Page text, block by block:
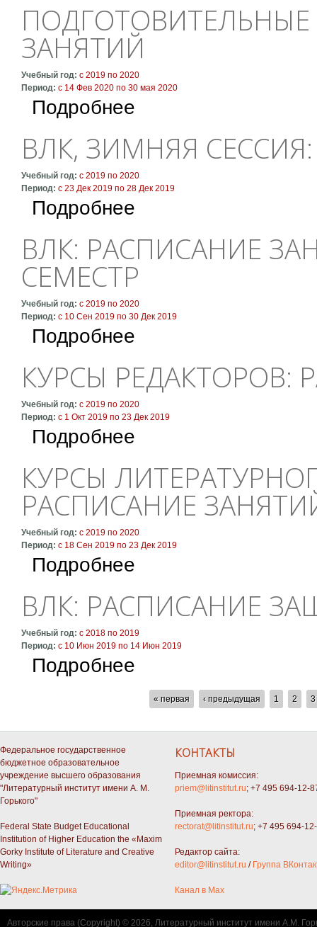
ЗАНЯТИЙ
Учебный год: с 2019по 2020
Период: с 14 Фев 2020по 30 мая 2020
Подробнее
ВЛК, ЗИМНЯЯ
Учебный год: с 2019по 2020
Период: с 23 Дек 2019по 28 Дек 2019
Подробнее
ВЛК: РАСПИСАНИЕ
СЕМЕСТР
Учебный год: с 2019по 2020
Период: с 10 Сен 2019по 30 Дек 2019
Подробнее
КУРСЫ РЕДАКТОРОВ:
Учебный год: с 2019по 2020
Период: с 1 Окт 2019по 23 Дек 2019
Подробнее
КУРСЫ
РАСПИСАНИЕ
Учебный год: с 2019по 2020
Период: с 18 Сен 2019по 23 Дек 2019
Подробнее
ВЛК: РАСПИСАНИЕ
Учебный год: с 2018по 2019
Период: с 10 Июн 2019по 14 Июн 2019
Подробнее
« первая ‹ предыдущая 1 2 3
Федеральное государственное
бюджетное образовательное
учреждение высшего образования
"Литературный институт имени А. М.
Горького"
Federal State Budget Educational
Institution of Higher Education the «Maxim
Gorky Institute of Literature and Creative
Writing»
КОНТАКТЫ
Приемная комиссия:
priem@litinstitut.ru; +7 495 694-12-
Приемная ректора:
rectorat@litinstitut.ru; +7 495 694-
Редактор сайта:
editor@litinstitut.ru / Группа
Канал в Max
Авторские права (Copyright) © 2026, Литературный институт имени А.М.